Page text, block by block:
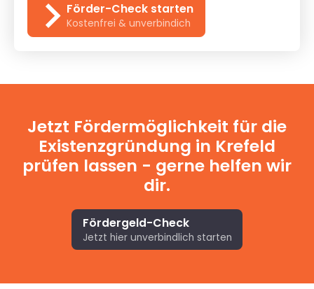
Förder-Check starten
Kostenfrei & unverbindich
Jetzt Fördermöglichkeit für die
Existenzgründung in Krefeld
prüfen lassen - gerne helfen wir
dir.
Fördergeld-Check
Jetzt hier unverbindlich starten